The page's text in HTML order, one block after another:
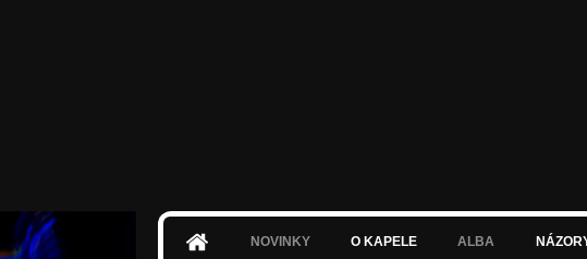
NOVINKY O KAPELE ALBA